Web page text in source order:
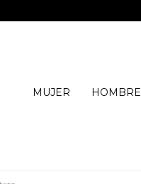
MUJER HOMBRE